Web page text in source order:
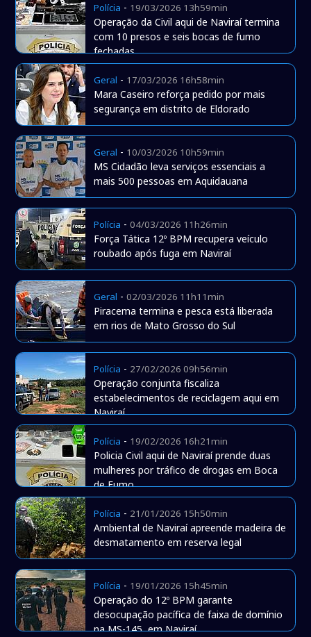
Polícia - 19/03/2026 13h59min
Operação da Civil aqui de Naviraí termina
com 10 presos e seis bocas de fumo
fechadas
Geral - 17/03/2026 16h58min
Mara Caseiro reforça pedido por mais
segurança em distrito de Eldorado
Geral - 10/03/2026 10h59min
MS Cidadão leva serviços essenciais a
mais 500 pessoas em Aquidauana
Polícia -04/03/2026 11h26min
Força Tática 12º BPM recupera veículo
roubado após fuga em Naviraí
Geral -02/03/2026 11h11min
Piracema termina e pesca está liberada
em rios de Mato Grosso do Sul
Polícia - 27/02/2026 09h56min
Operação conjunta fiscaliza
estabelecimentos de reciclagem aqui em
Naviraí
Polícia - 19/02/2026 16h21min
Policia Civil aqui de Naviraí prende duas
mulheres por tráfico de drogas em Boca
de Fumo
Polícia - 21/01/2026 15h50min
Ambiental de Naviraí apreende madeira de
desmatamento em reserva legal
Polícia - 19/01/2026 15h45min
Operação do 12º BPM garante
desocupação pacífica de faixa de domínio
na MS-145, em Naviraí